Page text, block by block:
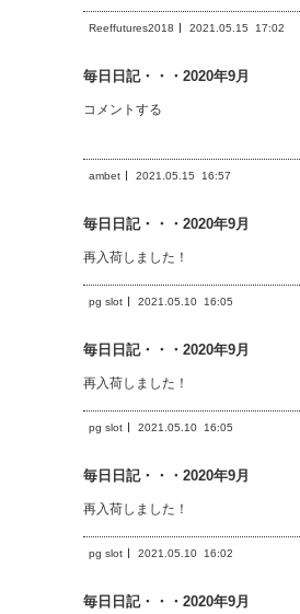
Reeffutures2018 2021.05.15 17:02
毎日日記・・・2020年9月
コメントする
ambet 2021.05.15 16:57
毎日日記・・・2020年9月
再入荷しました！
pg slot 2021.05.10 16:05
毎日日記・・・2020年9月
再入荷しました！
pg slot 2021.05.10 16:05
毎日日記・・・2020年9月
再入荷しました！
pg slot 2021.05.10 16:02
毎日日記・・・2020年9月